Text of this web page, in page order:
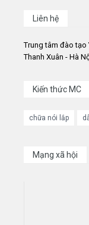
Liên hệ
Trung tâm đào tạo
Thanh Xuân - Hà
Kiến thức MC
chữa nói lắp
Mạng xã hội